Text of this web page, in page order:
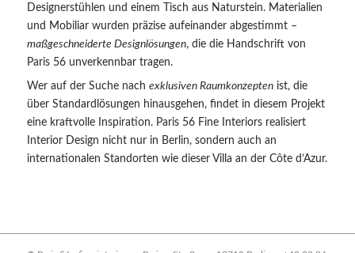
Designerstühlen und einem Tisch aus Naturstein. Materialien
und Mobiliar wurden präzise aufeinander abgestimmt –
maßgeschneiderte Designlösungen, die die Handschrift von
Paris 56 unverkennbar tragen.
Wer auf der Suche nach exklusiven Raumkonzeptenist, die
über Standardlösungen hinausgehen, findet in diesem Projekt
eine kraftvolle Inspiration. Paris 56 Fine Interiors realisiert
Interior Design nicht nur in Berlin, sondern auch an
internationalen Standorten wie dieser Villa an der Côte d’Azur.